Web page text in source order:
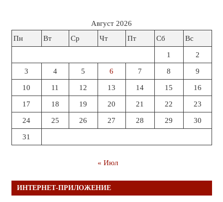
Август 2026
Пн
Вт Ср Чт Пт Сб Вс
1 2
3 4 5 6 7 8 9
10 11 12 13 14 15 16
17 18 19 20 21 22 23
24 25 26 27 28 29 30
31
« Июл
ИНТЕРНЕТ-ПРИЛОЖЕНИЕ